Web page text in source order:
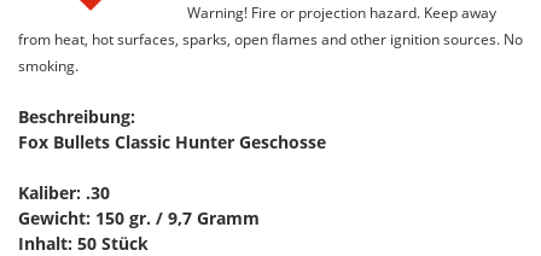
Warning! Fire or projection hazard. Keep away
from heat, hot surfaces, sparks, open flames and other ignition sources. No
smoking.
Beschreibung:
Fox Bullets Classic Hunter Geschosse
Kaliber: .30
Gewicht: 150 gr. / 9,7 Gramm
Inhalt: 50 Stück